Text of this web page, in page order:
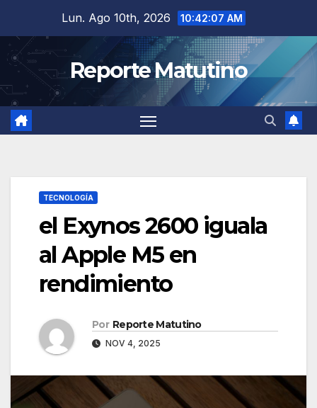
contenido
Lun. Ago 10th, 2026 10:42:08 AM
Reporte Matutino
TECNOLOGÍA
el Exynos 2600 iguala
al Apple M5 en
rendimiento
Por Reporte Matutino
NOV 4, 2025